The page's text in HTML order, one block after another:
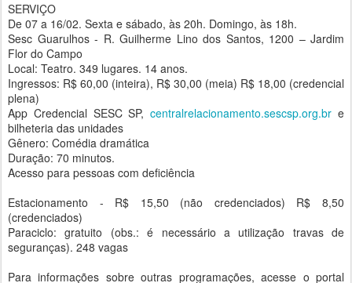
SERVIÇO
De 07 a 16/02. Sexta e sábado, às 20h. Domingo, às 18h.
Sesc Guarulhos - R. Guilherme Lino dos Santos, 1200 – Jardim
Flor do Campo
Local: Teatro. 349 lugares. 14 anos.
Ingressos: R$ 60,00 (inteira), R$ 30,00 (meia) R$ 18,00 (credencial
plena)
App Credencial SESC SP,centralrelacionamento.sescsp.org.br e
bilheteria das unidades
Gênero: Comédia dramática
Duração: 70 minutos.
Acesso para pessoas com deficiência
Estacionamento - R$ 15,50 (não credenciados) R$ 8,50
(credenciados)
Paraciclo: gratuito (obs.: é necessário a utilização travas de
seguranças). 248 vagas
Para informações sobre outras programações, acesse o portal